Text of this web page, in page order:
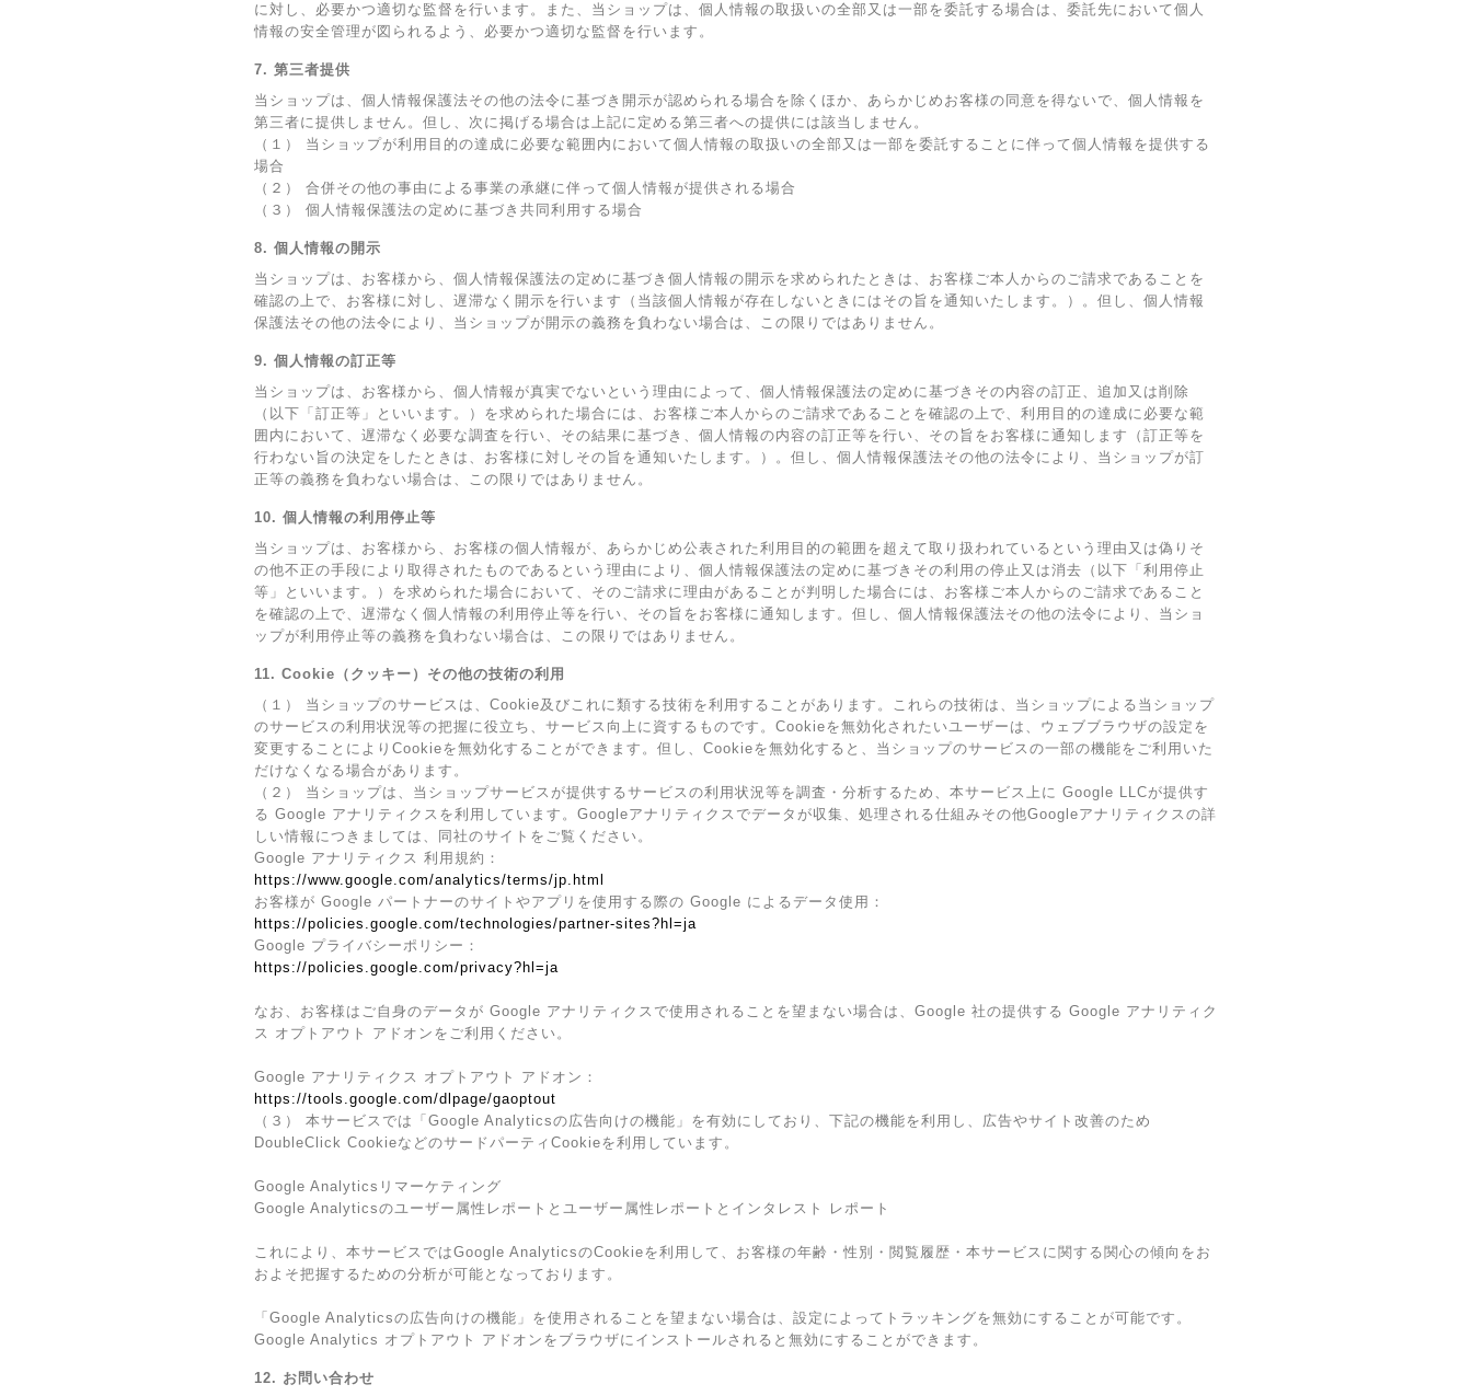
に対し、必要かつ適切な監督を行います。また、当ショップは、個人情報の取扱いの全部又は一部を委託する場合は、委託先において個人
情報の安全管理が図られるよう、必要かつ適切な監督を行います。
7. 第三者提供
当ショップは、個人情報保護法その他の法令に基づき開示が認められる場合を除くほか、あらかじめお客様の同意を得ないで、個人情報を
第三者に提供しません。但し、次に掲げる場合は上記に定める第三者への提供には該当しません。
（１） 当ショップが利用目的の達成に必要な範囲内において個人情報の取扱いの全部又は一部を委託することに伴って個人情報を提供する
場合
（２） 合併その他の事由による事業の承継に伴って個人情報が提供される場合
（３） 個人情報保護法の定めに基づき共同利用する場合
8. 個人情報の開示
当ショップは、お客様から、個人情報保護法の定めに基づき個人情報の開示を求められたときは、お客様ご本人からのご請求であることを
確認の上で、お客様に対し、遅滞なく開示を行います（当該個人情報が存在しないときにはその旨を通知いたします。）。但し、個人情報
保護法その他の法令により、当ショップが開示の義務を負わない場合は、この限りではありません。
9. 個人情報の訂正等
当ショップは、お客様から、個人情報が真実でないという理由によって、個人情報保護法の定めに基づきその内容の訂正、追加又は削除
（以下「訂正等」といいます。）を求められた場合には、お客様ご本人からのご請求であることを確認の上で、利用目的の達成に必要な範
囲内において、遅滞なく必要な調査を行い、その結果に基づき、個人情報の内容の訂正等を行い、その旨をお客様に通知します（訂正等を
行わない旨の決定をしたときは、お客様に対しその旨を通知いたします。）。但し、個人情報保護法その他の法令により、当ショップが訂
正等の義務を負わない場合は、この限りではありません。
10. 個人情報の利用停止等
当ショップは、お客様から、お客様の個人情報が、あらかじめ公表された利用目的の範囲を超えて取り扱われているという理由又は偽りそ
の他不正の手段により取得されたものであるという理由により、個人情報保護法の定めに基づきその利用の停止又は消去（以下「利用停止
等」といいます。）を求められた場合において、そのご請求に理由があることが判明した場合には、お客様ご本人からのご請求であること
を確認の上で、遅滞なく個人情報の利用停止等を行い、その旨をお客様に通知します。但し、個人情報保護法その他の法令により、当ショ
ップが利用停止等の義務を負わない場合は、この限りではありません。
11. Cookie（クッキー）その他の技術の利用
（１） 当ショップのサービスは、Cookie及びこれに類する技術を利用することがあります。これらの技術は、当ショップによる当ショップ
のサービスの利用状況等の把握に役立ち、サービス向上に資するものです。Cookieを無効化されたいユーザーは、ウェブブラウザの設定を
変更することによりCookieを無効化することができます。但し、Cookieを無効化すると、当ショップのサービスの一部の機能をご利用いた
だけなくなる場合があります。
（２） 当ショップは、当ショップサービスが提供するサービスの利用状況等を調査・分析するため、本サービス上に Google LLCが提供す
る Google アナリティクスを利用しています。Googleアナリティクスでデータが収集、処理される仕組みその他Googleアナリティクスの詳
しい情報につきましては、同社のサイトをご覧ください。
Google アナリティクス 利用規約：
https://www.google.com/analytics/terms/jp.html
お客様が Google パートナーのサイトやアプリを使用する際の Google によるデータ使用：
https://policies.google.com/technologies/partner-sites?hl=ja
Google プライバシーポリシー：
https://policies.google.com/privacy?hl=ja
なお、お客様はご自身のデータが Google アナリティクスで使用されることを望まない場合は、Google 社の提供する Google アナリティク
ス オプトアウト アドオンをご利用ください。
Google アナリティクス オプトアウト アドオン：
https://tools.google.com/dlpage/gaoptout
（３） 本サービスでは「Google Analyticsの広告向けの機能」を有効にしており、下記の機能を利用し、広告やサイト改善のため
DoubleClick CookieなどのサードパーティCookieを利用しています。
Google Analyticsリマーケティング
Google Analyticsのユーザー属性レポートとユーザー属性レポートとインタレスト レポート
これにより、本サービスではGoogle AnalyticsのCookieを利用して、お客様の年齢・性別・閲覧履歴・本サービスに関する関心の傾向をお
およそ把握するための分析が可能となっております。
「Google Analyticsの広告向けの機能」を使用されることを望まない場合は、設定によってトラッキングを無効にすることが可能です。
Google Analytics オプトアウト アドオンをブラウザにインストールされると無効にすることができます。
12. お問い合わせ